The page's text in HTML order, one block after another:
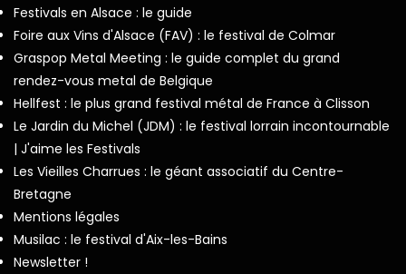
Festivals en Alsace : le guide
Foire aux Vins d'Alsace (FAV) : le festival de Colmar
Graspop Metal Meeting : le guide complet du grand
rendez-vous metal de Belgique
Hellfest : le plus grand festival métal de France à Clisson
Le Jardin du Michel (JDM) : le festival lorrain incontournable
| J'aime les Festivals
Les Vieilles Charrues : le géant associatif du Centre-
Bretagne
Mentions légales
Musilac : le festival d'Aix-les-Bains
Newsletter !